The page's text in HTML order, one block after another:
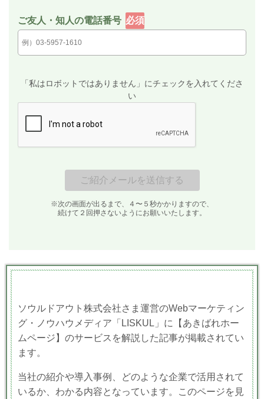
ご友人・知人の電話番号 必須
「私はロボットではありません」にチェックを入れてくださ
い
※次の画面が出るまで、４〜５秒かかりますので、
続けて２回押さないようにお願いいたします。
ソウルドアウト株式会社さま運営のWebマーケティン
グ・ノウハウメディア「LISKUL」に【あきばれホー
ムページ】のサービスを解説した記事が掲載されてい
ます。
当社の紹介や導入事例、どのような企業で活用されて
いるか、わかる内容となっています。このページを見